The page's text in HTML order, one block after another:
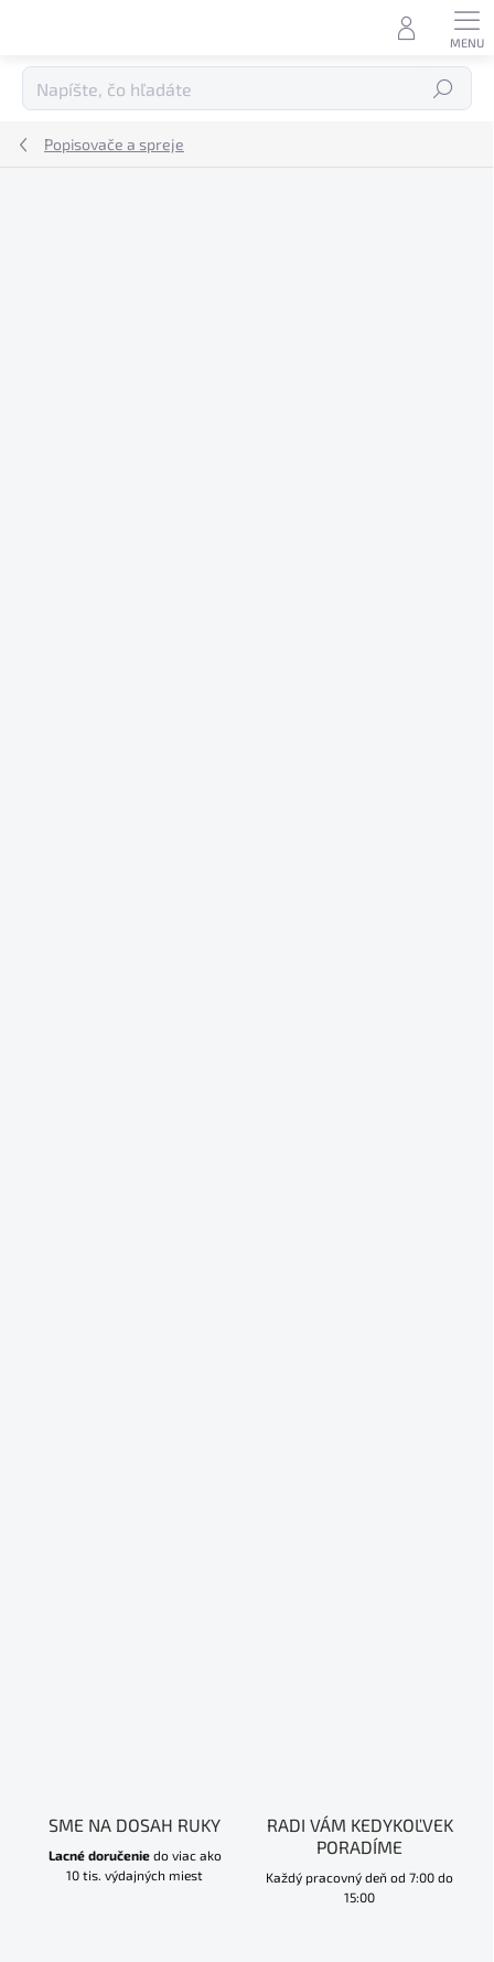
Hľadať
Popisovače a spreje
SME NA DOSAH RUKY
Lacné doručeniedo viac ako
10 tis. výdajných miest
RADI VÁM KEDYKOĽVEK
PORADÍME
Každý pracovný deň od 7:00 do
15:00